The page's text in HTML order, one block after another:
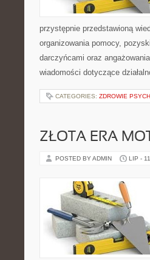
przystępnie przedstawioną
organizowania pomocy,
darczyńcami oraz
wiadomości dotyczące
CATEGORIES: ZDROWIE
ZŁOTA ERA
POSTED BY ADMIN LIP -